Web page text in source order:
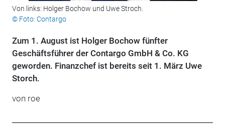
Von links: Holger Bochow und Uwe Stroch.
© Foto: Contargo
Zum 1. August ist Holger Bochow fünfter
Geschäftsführer der Contargo GmbH & Co. KG
geworden. Finanzchef ist bereits seit 1. März Uwe
Storch.
von roe